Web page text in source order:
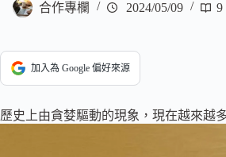
合作專欄 2024/05/09 9
加入為 Google 偏好來源
歷史上由貪婪驅動的現象，現在越來越